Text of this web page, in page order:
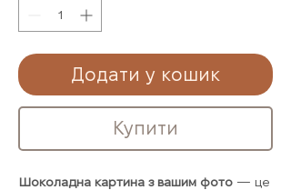
Додати у кошик
Купити
Шоколадна картина з вашим фото — це